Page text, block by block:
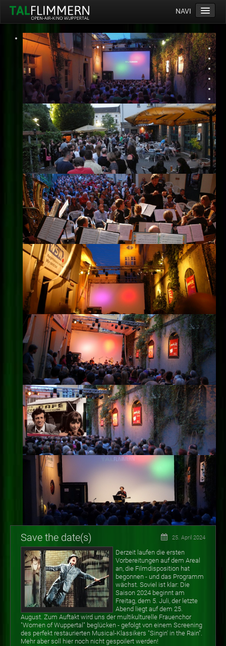
NAVI
Home
Programm
Service
Ticketinfos
Ort
Anreise
Wetter
Kinogutschein
Konzept
Archiv
Kontakt
Impressum
Datenschutz
Save the date(s) 25. April 2024
Derzeit laufen die ersten
Vorbereitungen auf dem Areal
an, die Filmdisposition hat
begonnen - und das Programm
wächst. Soviel ist klar: Die
Saison 2024 beginnt am
Freitag, dem 5. Juli, der letzte
Abend liegt auf dem 25.
August. Zum Auftakt wird uns der multikulturelle Frauenchor
"Women of Wuppertal" beglücken - gefolgt von einem Screening
des perfekt restaurierten Musical-Klassikers "Singin' in the Rain".
Mehr aber soll hier noch nicht gespoilert werden!